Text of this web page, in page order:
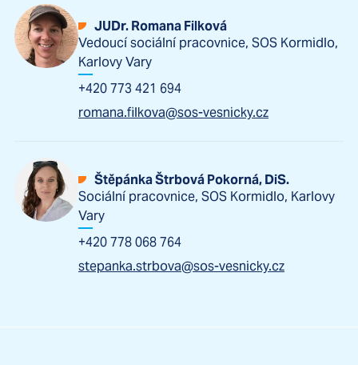
JUDr. Romana Filková
Vedoucí sociální pracovnice, SOS Kormidlo,
Karlovy Vary
+420 773 421 694
romana.filkova@sos-vesnicky.cz
Štěpánka Štrbová Pokorná, DiS.
Sociální pracovnice, SOS Kormidlo, Karlovy
Vary
+420 778 068 764
stepanka.strbova@sos-vesnicky.cz